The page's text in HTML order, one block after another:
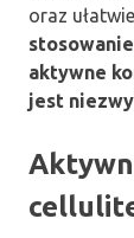
oraz
aktywne
jest